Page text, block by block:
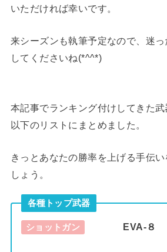
いただければ幸いです。
来シーズンも執筆予定なので、迷
してくださいね(*^^*)
本記事でランキング付けしてきた
以下のリストにまとめました。
きっとあなたの勝率を上げる手伝
しょう。
各種トップ武器
ショットガン EVA-８